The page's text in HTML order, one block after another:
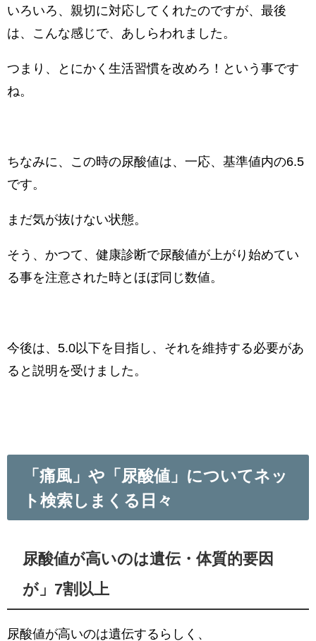
いろいろ、親切に対応してくれたのですが、最後
は、こんな感じで、あしらわれました。
つまり、とにかく生活習慣を改めろ！という事です
ね。
ちなみに、この時の尿酸値は、一応、基準値内の6.5
です。
まだ気が抜けない状態。
そう、かつて、健康診断で尿酸値が上がり始めてい
る事を注意された時とほぼ同じ数値。
今後は、5.0以下を目指し、それを維持する必要があ
ると説明を受けました。
「痛風」や「尿酸値」についてネッ
ト検索しまくる日々
尿酸値が高いのは遺伝・体質的要因
が」7割以上
尿酸値が高いのは遺伝するらしく、